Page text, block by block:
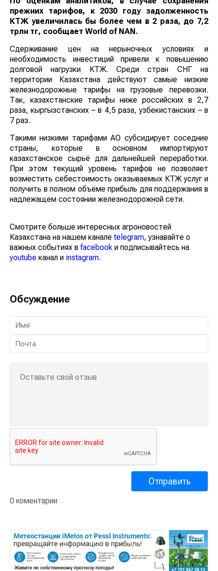
прежних тарифов, к 2030 году задолженность КТЖ
увеличилась бы более чем в 2 раза, до 7,2 трлн тг,
сообщаетWorld of NAN
Сдерживание цен на нерыночных условиях и
необходимость инвестиций привели к повышению
долговой нагрузки КТЖ. Среди стран СНГ на
территории Казахстана действуют самые низкие
железнодорожные тарифы на грузовые перевозки.
Так, казахстанские тарифы ниже российских в 2,7
раза, кыргызстанских – в 4,5 раза, узбекистанских – в
7 раз.
Такими низкими тарифами АО субсидирует соседние
страны, которые в основном импортируют
казахстанское сырьё для дальнейшей переработки.
При этом текущий уровень тарифов не позволяет
возместить себестоимость оказываемых КТЖ услуг и
получить в полном объёме прибыль для поддержания
в надлежащем состоянии железнодорожной сети.
Смотрите больше интересных агроновостей
Казахстана на нашем каналеtelegram , узнавайте о
важных событиях вfacebook и подписывайтесь на
youtube канал иinstagram
Обсуждение
0 коментарии